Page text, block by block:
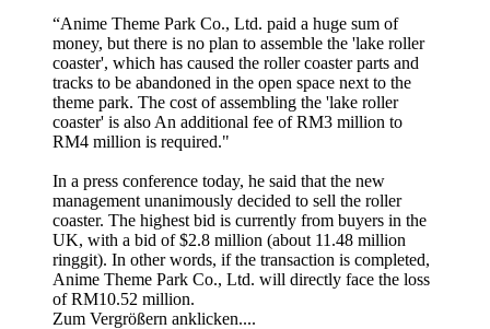
“Anime Theme Park Co., Ltd. paid a huge sum of
money, but there is no plan to assemble the 'lake roller
coaster', which has caused the roller coaster parts and
tracks to be abandoned in the open space next to the
theme park. The cost of assembling the 'lake roller
coaster' is also An additional fee of RM3 million to
RM4 million is required."
In a press conference today, he said that the new
management unanimously decided to sell the roller
coaster. The highest bid is currently from buyers in the
UK, with a bid of $2.8 million (about 11.48 million
ringgit). In other words, if the transaction is completed,
Anime Theme Park Co., Ltd. will directly face the loss
of RM10.52 million.
Zum Vergrößern anklicken....